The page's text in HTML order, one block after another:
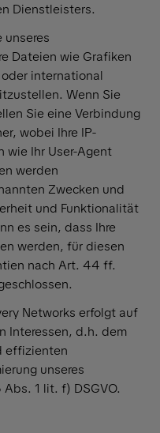
Dienstleisters.
unseres
Dateien wie Grafiken
international
Wenn Sie
Sie eine Verbindung
wobei Ihre IP-
wie Ihr User-Agent
werden
Zwecken und
und Funktionalität
es sein, dass Ihre
werden, für diesen
nach Art. 44 ff.
Networks erfolgt auf
Interessen, d.h. dem
effizienten
unseres
1 lit. f) DSGVO.